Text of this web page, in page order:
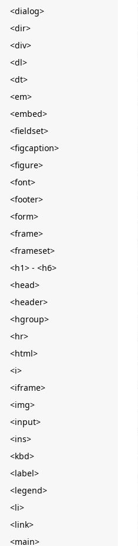
<dialog>
<dir>
<div>
<dl>
<dt>
<em>
<embed>
<fieldset>
<figcaption>
<figure>
<font>
<footer>
<form>
<frame>
<frameset>
<h1> - <h6>
<head>
<header>
<hgroup>
<hr>
<html>
<i>
<iframe>
<img>
<input>
<ins>
<kbd>
<label>
<legend>
<li>
<link>
<main>